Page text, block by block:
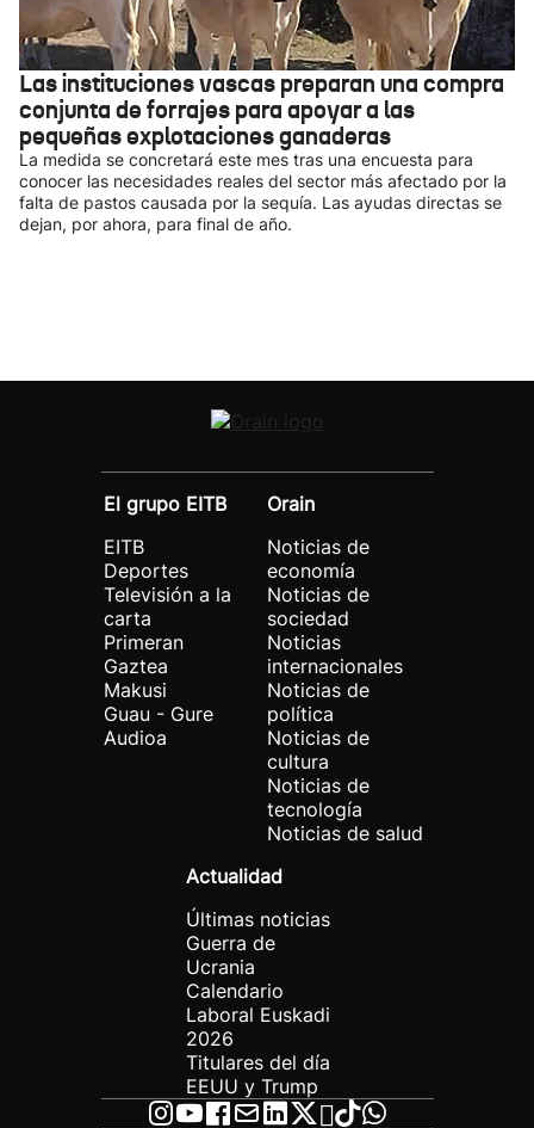
Las instituciones vascas preparan una compra
conjunta de forrajes para apoyar a las
pequeñas explotaciones ganaderas
La medida se concretará este mes tras una encuesta para
conocer las necesidades reales del sector más afectado por la
falta de pastos causada por la sequía. Las ayudas directas se
dejan, por ahora, para final de año.
El grupo EITB
EITB
Deportes
Televisión a la
carta
Primeran
Gaztea
Makusi
Guau - Gure
Audioa
Orain
Noticias de
economía
Noticias de
sociedad
Noticias
internacionales
Noticias de
política
Noticias de
cultura
Noticias de
tecnología
Noticias de salud
Actualidad
Últimas noticias
Guerra de
Ucrania
Calendario
Laboral Euskadi
2026
Titulares del día
EEUU y Trump